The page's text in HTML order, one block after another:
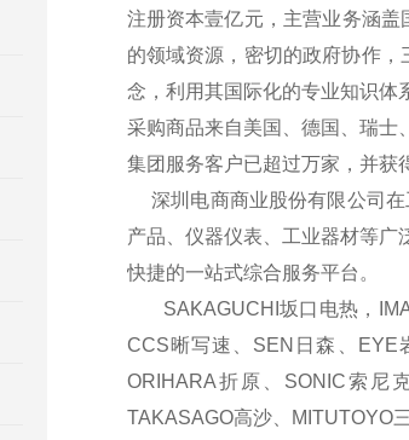
注册资本壹亿元，主营业务涵
的领域资源，密切的政府协作
念，利用其国际化的专业知识体
采购商品来自美国、德国、瑞士
集团服务客户已超过万家，并获
深圳电商商业股份有限公司在
产品、仪器仪表、工业器材等广
快捷的一站式综合服务平台。
SAKAGUCHI坂口电热，
CCS晰写速、SEN日森、EYE
ORIHARA折原、SONIC索尼
TAKASAGO高沙、MITUTOYO